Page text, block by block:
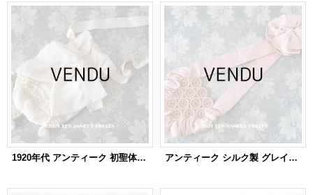
1920年代 アンティーク 初聖体のオモニエール シルク製タッセル付き クリーム色 アンティーク シルク製 グレイッシュピンクのオモニエール